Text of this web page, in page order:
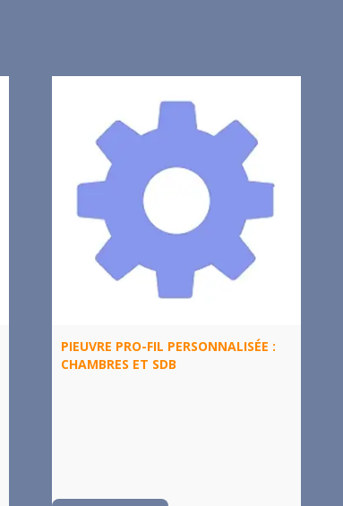
PIEUVRE PRO-FIL PERSONNALISÉE :
CHAMBRES ET SDB